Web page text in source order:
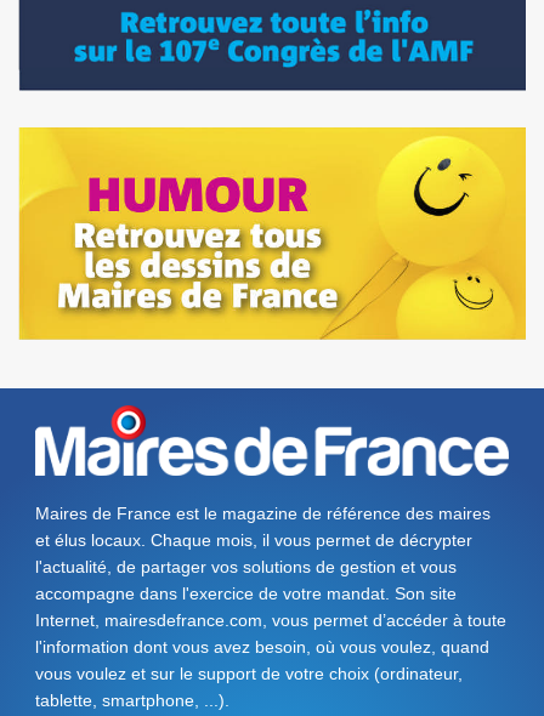
Maires de France est le magazine de référence des maires
et élus locaux. Chaque mois, il vous permet de décrypter
l'actualité, de partager vos solutions de gestion et vous
accompagne dans l'exercice de votre mandat. Son site
Internet, mairesdefrance.com, vous permet d’accéder à toute
l'information dont vous avez besoin, où vous voulez, quand
vous voulez et sur le support de votre choix (ordinateur,
tablette, smartphone, ...).